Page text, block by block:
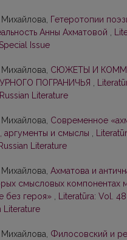
Михайлова,
Гетеротопии
Анны Ахматовой
Issue
Михайлова, СЮЖЕТЫ И
ПОГРАНИЧЬЯ
Literature
Михайлова, Современное
аргументы и смыслы
Literature
Михайлова, Ахматова и
смысловых компонентах
без героя»
Literatūra: Vol.
Literature
Михайлова, Филосовский и